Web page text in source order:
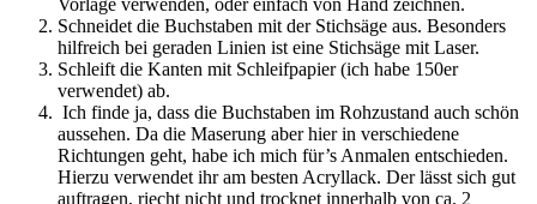
Vorlage verwenden, oder einfach von Hand zeichnen.
Schneidet die Buchstaben mit der Stichsäge aus. Besonders
hilfreich bei geraden Linien ist eine Stichsäge mit Laser.
Schleift die Kanten mit Schleifpapier (ich habe 150er
verwendet) ab.
Ich finde ja, dass die Buchstaben im Rohzustand auch schön
aussehen. Da die Maserung aber hier in verschiedene
Richtungen geht, habe ich mich für’s Anmalen entschieden.
Hierzu verwendet ihr am besten Acryllack. Der lässt sich gut
auftragen, riecht nicht und trocknet innerhalb von ca. 2